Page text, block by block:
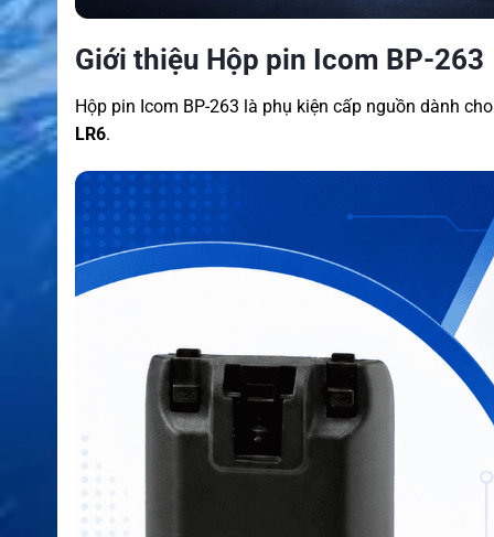
Giới thiệu Hộp pin Icom BP-263
Hộp pin Icom BP-263 là phụ kiện cấp nguồn dành
LR6.